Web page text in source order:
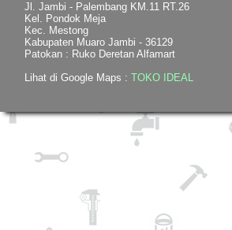
Jl. Jambi - Palembang KM.11 RT.26
Kel. Pondok Meja
Kec. Mestong
Kabupaten Muaro Jambi - 36129
Patokan : Ruko Deretan Alfamart
Lihat di Google Maps : TOKO IDEAL